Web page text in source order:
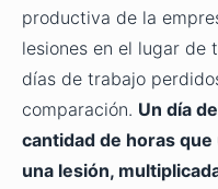
productiva de la
lesiones en el lugar de
días de trabajo
comparación. Un día
cantidad de horas
una lesión,